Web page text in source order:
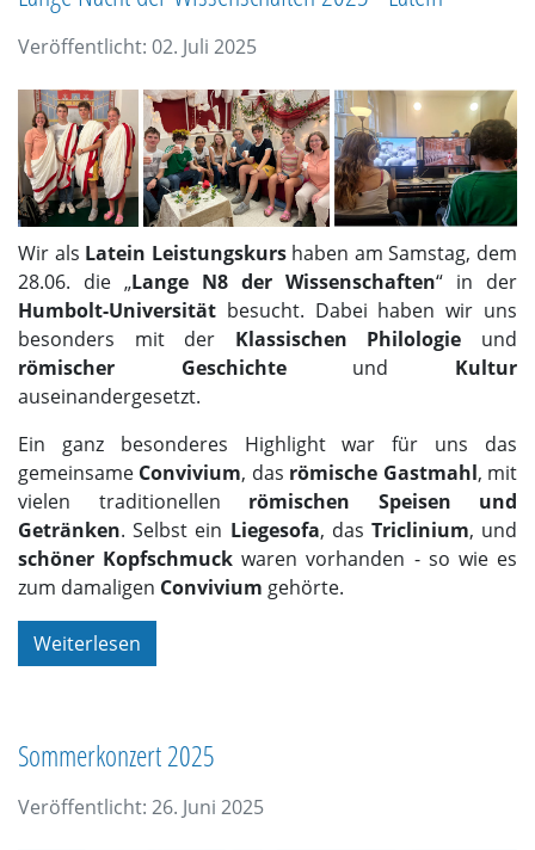
Veröffentlicht: 02. Juli 2025
Wir als Latein Leistungskurshaben am Samstag, dem
28.06. die „Lange N8 der Wissenschaften“ in der
Humbolt-Universität besucht. Dabei haben wir uns
besonders mit der Klassischen Philologie und
römischer Geschichteund Kultur
auseinandergesetzt.
Ein ganz besonderes Highlight war für uns das
gemeinsame Convivium, das römische Gastmahl, mit
vielen traditionellen römischen Speisen und
Getränken. Selbst ein Liegesofa, das Triclinium, und
schöner Kopfschmuck waren vorhanden - so wie es
zum damaligen Convivium gehörte.
Weiterlesen
Sommerkonzert 2025
Veröffentlicht: 26. Juni 2025